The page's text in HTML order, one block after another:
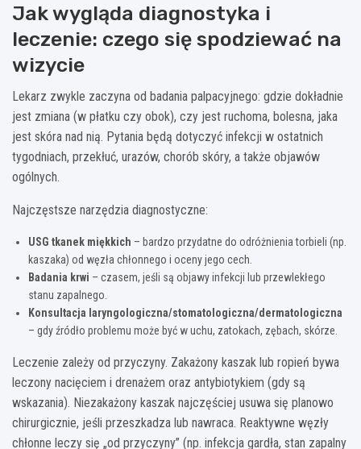
Jak wygląda diagnostyka i
leczenie: czego się spodziewać na
wizycie
Lekarz zwykle zaczyna od badania palpacyjnego: gdzie dokładnie
jest zmiana (w płatku czy obok), czy jest ruchoma, bolesna, jaka
jest skóra nad nią. Pytania będą dotyczyć infekcji w ostatnich
tygodniach, przekłuć, urazów, chorób skóry, a także objawów
ogólnych.
Najczęstsze narzędzia diagnostyczne:
USG tkanek miękkich – bardzo przydatne do odróżnienia torbieli (np.
kaszaka) od węzła chłonnego i oceny jego cech.
Badania krwi – czasem, jeśli są objawy infekcji lub przewlekłego
stanu zapalnego.
Konsultacja laryngologiczna/stomatologiczna/dermatologiczna
– gdy źródło problemu może być w uchu, zatokach, zębach, skórze.
Leczenie zależy od przyczyny. Zakażony kaszak lub ropień bywa
leczony nacięciem i drenażem oraz antybiotykiem (gdy są
wskazania). Niezakażony kaszak najczęściej usuwa się planowo
chirurgicznie, jeśli przeszkadza lub nawraca. Reaktywne węzły
chłonne leczy się „od przyczyny” (np. infekcja gardła, stan zapalny